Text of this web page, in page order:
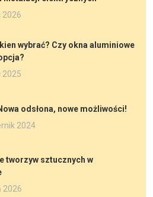
2026
wybrać? Czy okna aluminiowe
2025
odsłona, nowe możliwości!
2024
tworzyw sztucznych w
2026